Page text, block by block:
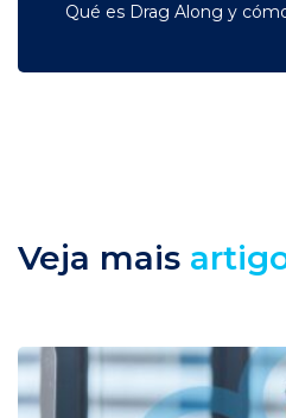
Qué es Drag Along y
Veja mais